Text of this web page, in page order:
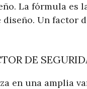
La fórmula es
Un factor
DE
en una amplia